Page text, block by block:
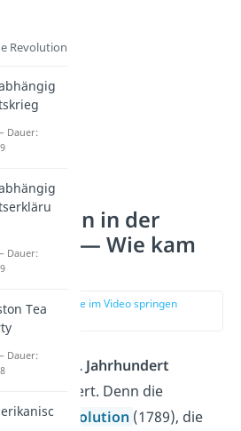
in der
— Wie kam
zur Stelle im Video springen
(01:19)
war im
19. Jahrhundert
erschüttert. Denn die
Revolution (1789), die
Revolution
Dauer:
Dauer:
Tea
Dauer: